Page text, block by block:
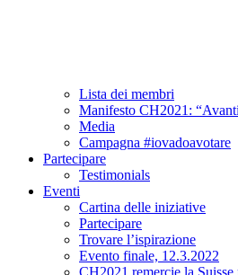
Lista dei membri
Manifesto CH2021:
Media
Campagna #iovadoavotare
Partecipare
Testimonials
Eventi
Cartina delle iniziative
Partecipare
Trovare l’ispirazione
Evento finale, 12.3.2022
CH2021 remercie la Suisse